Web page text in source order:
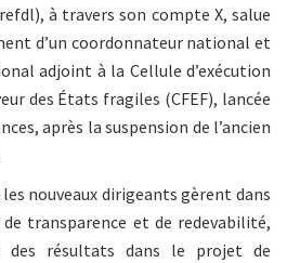
à travers son compte X, salue
d’un coordonnateur national et
adjoint à la Cellule d’exécution
des États fragiles (CFEF), lancée
après la suspension de l’ancien
nouveaux dirigeants gèrent dans
transparence et de redevabilité,
des résultats dans le projet de